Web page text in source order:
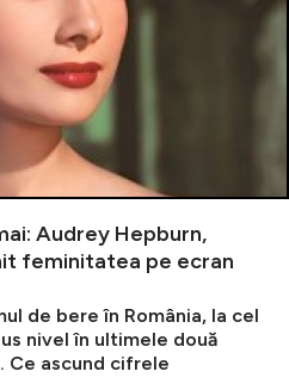
Audrey Hepburn,
feminitatea pe ecran
de bere în România, la cel
nivel în ultimele două
Ce ascund cifrele